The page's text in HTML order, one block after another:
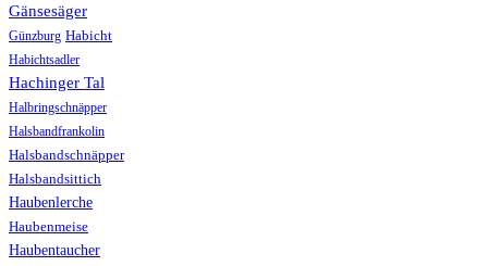
Gänsesäger
Günzburg Habicht
Habichtsadler
Hachinger Tal
Halbringschnäpper
Halsbandfrankolin
Halsbandschnäpper
Halsbandsittich
Haubenlerche
Haubenmeise
Haubentaucher